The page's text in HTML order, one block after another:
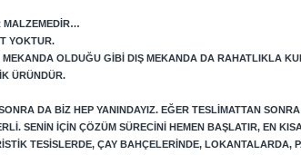
MALZEMEDIR…
YOKTUR.
OLDUĞU GIBI DIŞ MEKANDA DA RAHATLIKLA
ÜRÜNDÜR.
DA BIZ HEP YANINDAYIZ. EĞER TESLIMATTAN
SENIN IÇIN ÇÖZÜM SÜRECINI HEMEN BAŞLATIR, EN
TESISLERDE, ÇAY BAHÇELERINDE,